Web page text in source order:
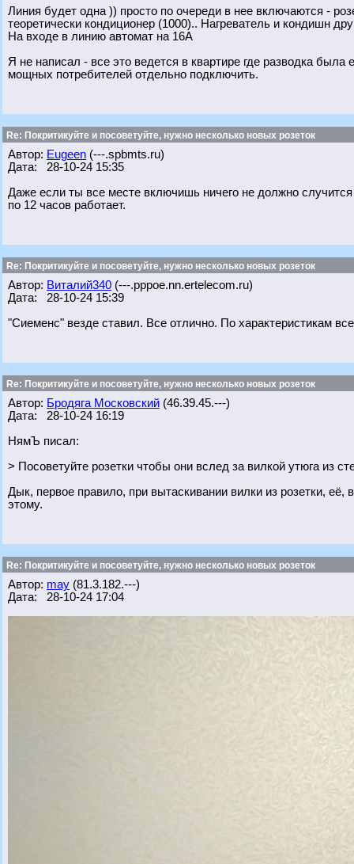
Линия будет одна )) просто по очереди в нее включаются -
теоретически кондиционер (1000).. Нагреватель и кондишн
На входе в линию автомат на 16А
Я не написал - все это ведется в квартире где разводка
мощных потребителей отдельно подключить.
Re: Покритикуйте и посоветуйте, нужно несколько новых розеток
Автор: Eugeen (---.spbmts.ru)
Дата: 28-10-24 15:35
Даже если ты все месте включишь ничего не должно
по 12 часов работает.
Re: Покритикуйте и посоветуйте, нужно несколько новых розеток
Автор: Виталий340 (---.pppoe.nn.ertelecom.ru)
Дата: 28-10-24 15:39
"Сиеменс" везде ставил. Все отлично. По характеристикам
Re: Покритикуйте и посоветуйте, нужно несколько новых розеток
Автор: Бродяга Московский (46.39.45.---)
Дата: 28-10-24 16:19
НямЪ писал:
> Посоветуйте розетки чтобы они вслед за вилкой утюга из
Дык, первое правило, при вытаскивании вилки из розетки,
этому.
Re: Покритикуйте и посоветуйте, нужно несколько новых розеток
Автор: may (81.3.182.---)
Дата: 28-10-24 17:04